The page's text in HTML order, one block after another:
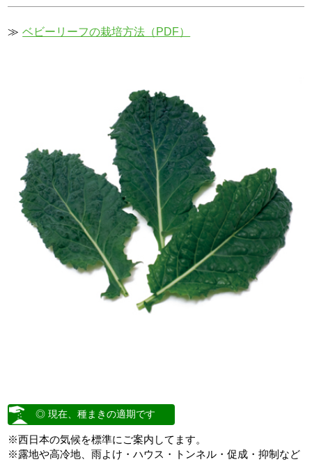
≫ ベビーリーフの栽培方法（PDF）
◎ 現在、種まきの適期です
※西日本の気候を標準にご案内してます。
※露地や高冷地、雨よけ・ハウス・トンネル・促成・抑制など